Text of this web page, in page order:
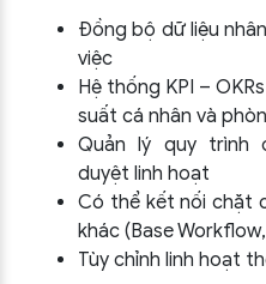
Đồng bộ dữ liệu
việc
Hệ thống KPI –
suất cá nhân và
Quản lý quy trình
duyệt linh hoạt
Có thể kết nối chặt
khác (Base
Tùy chỉnh linh hoạt